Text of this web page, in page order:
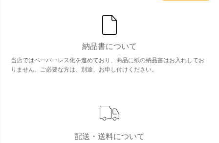
納品書について
当店ではペーパーレス化を進めており、商品に紙の納品書はお入れしてお
りません。ご必要な方は、別途、お申し付けください。
配送・送料について